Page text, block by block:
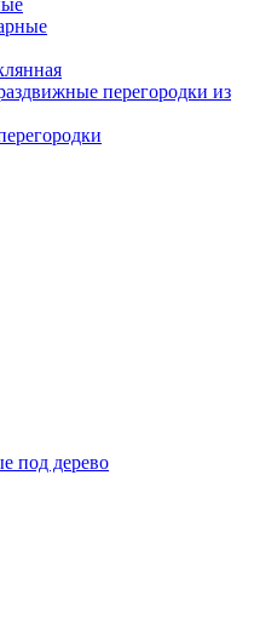
перегородки из
под дерево